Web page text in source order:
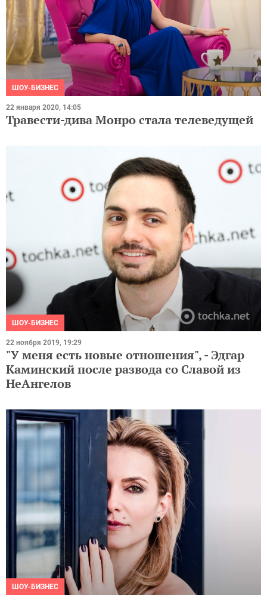
ШОУ-БИЗНЕС
22 января 2020, 14:05
Травести-дива Монро стала телеведущей
ШОУ-БИЗНЕС
22 ноября 2019, 19:29
"У меня есть новые отношения", - Эдгар
Каминский после развода со Славой из
НеАнгелов
ШОУ-БИЗНЕС